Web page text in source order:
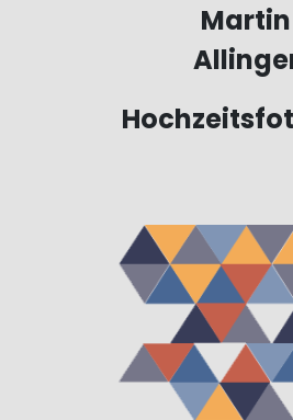
Martin